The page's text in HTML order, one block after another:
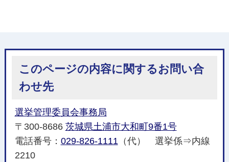
このページの内容に関するお問い合
わせ先
選挙管理委員会事務局
〒300-8686 茨城県土浦市大和町9番1号
電話番号： 029-826-1111（代） 選挙係⇒内線
2210